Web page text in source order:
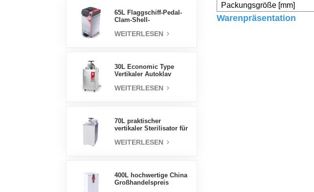
65L Flaggschiff-Pedal-
Clam-Shell-
Fabrik
WEITERLESEN
30L Economic Type
Vertikaler Autoklav
Druckdampfsterilisator
WEITERLESEN
70L praktischer
vertikaler Sterilisator für
Design,
WEITERLESEN
400L hochwertige China
Großhandelspreis
Packungsgröße [mm]
Warenpräsentation